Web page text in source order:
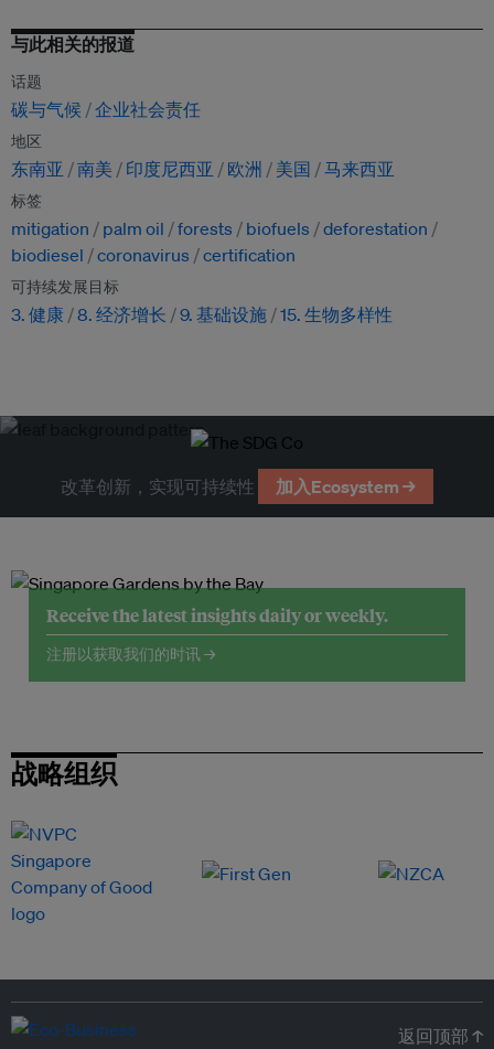
与此相关的报道
话题
碳与气候 企业社会责任
地区
东南亚 南美 印度尼西亚 欧洲 美国 马来西亚
标签
mitigation palm oil forests biofuels
deforestation
biodiesel
coronavirus certification
可持续发展目标
3. 健康 8. 经济增长 9. 基础设施 15. 生物多样性
改革创新，实现可持续性 加入Ecosystem →
Receive the latest insights daily or weekly.
注册以获取我们的时讯 →
战略组织
返回顶部 ↑